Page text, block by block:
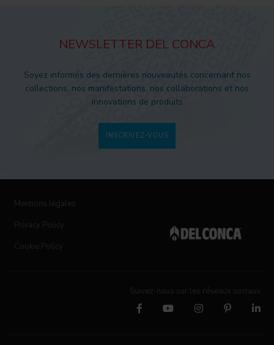
NEWSLETTER DEL CONCA
Soyez informés des dernières nouveautés concernant nos
collections, nos manifestations, nos collaborations et nos
innovations de produits
INSCRIVEZ-VOUS
Mentions légales
Privacy Policy
Cookie Policy
Suivez-nous sur les réseaux sociaux